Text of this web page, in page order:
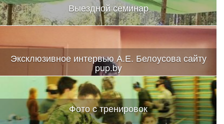
Выездной семинар
Эксклюзивное интервью А.Е. Белоусова сайту
pup.by
Фото c тренировок